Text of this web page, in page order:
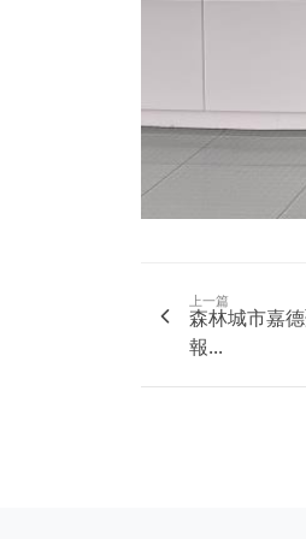
上一篇
森林城市嘉
報...